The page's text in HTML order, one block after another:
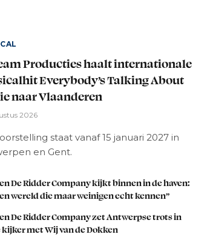
Producties haalt internationale
Everybody’s Talking About
naar Vlaanderen
2026
staat vanaf 15 januari 2027 in
en Gent.
De Ridder Company kijkt binnen in de haven:
wereld die maar weinigen echt kennen”
De Ridder Company zet Antwerpse trots in
kijker met Wij van de Dokken